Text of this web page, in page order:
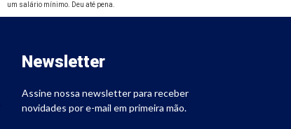
um salário mínimo. Deu até pena.
Newsletter
Assine nossa newsletter para receber
novidades por e-mail em primeira mão.